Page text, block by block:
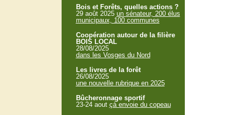
Bois et Forêts, quelles actions ?
29 août 2025 un sénateur, 200 élus
municipaux, 100 communes
Coopération autour de la filière
BOIS LOCAL
28/08/2025
dans les Vosges du Nord
Les livres de la forêt
26/08/2025
une nouvelle rubrique en 2025
Bûcheronnage sportif
23-24 aout çà envoie du copeau